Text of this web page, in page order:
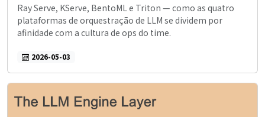
Ray Serve, KServe, BentoML e Triton — como as quatro
plataformas de orquestração de LLM se dividem por
afinidade com a cultura de ops do time.
2026-05-03